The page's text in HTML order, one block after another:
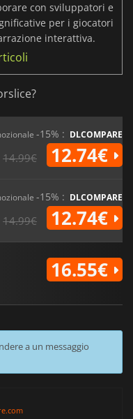
con sviluppatori e
per i giocatori
interattiva.
-15% : DLCOMPARE
14.99€ 12.74€
-15% : DLCOMPARE
14.99€ 12.74€
16.55€
a un messaggio